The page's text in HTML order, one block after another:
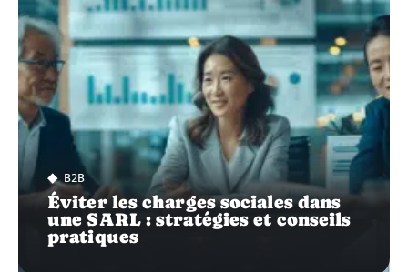
B2B
Éviter les charges sociales dans
une SARL : stratégies et conseils
pratiques